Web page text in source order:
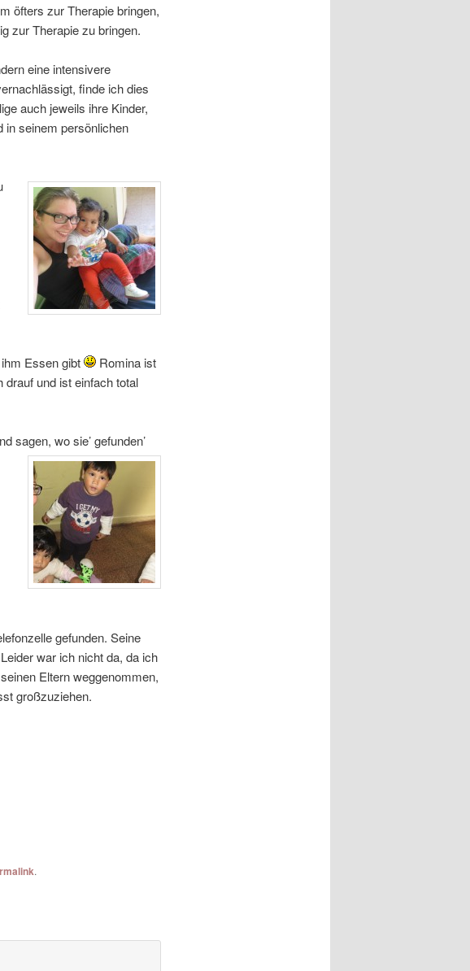
öfters zur Therapie bringen,
zur Therapie zu bringen.
eine intensivere
finde ich dies
auch jeweils ihre Kinder,
in seinem persönlichen
Essen gibt
Romina ist
und ist einfach total
sagen, wo sie’ gefunden’
gefunden. Seine
war ich nicht da, da ich
Eltern weggenommen,
großzuziehen.
.